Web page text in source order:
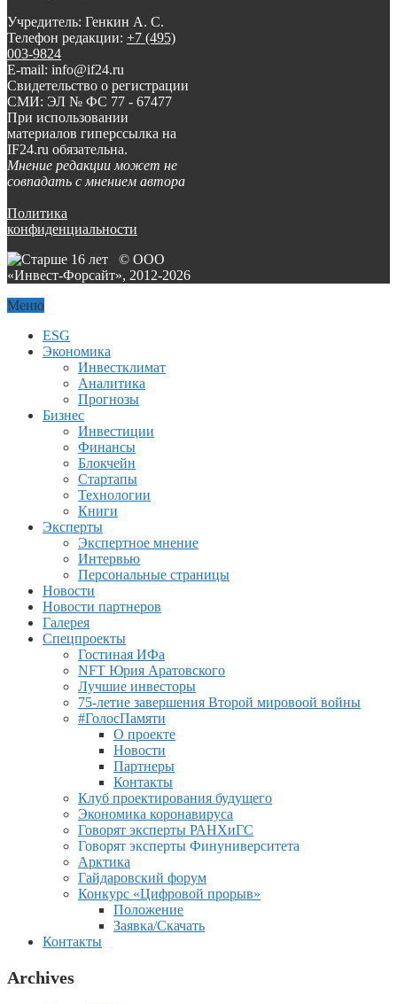
Учредитель: Генкин А. С.
Телефон редакции: +7 (495)
003-9824
E-mail: info@if24.ru
Свидетельство о регистрации
СМИ: ЭЛ № ФС 77 - 67477
При использовании
материалов гиперссылка на
IF24.ru обязательна.
Мнение редакции может не
совпадать с мнением автора
Политика
конфиденциальности
© ООО
«Инвест-Форсайт», 2012-2026
Меню
ESG
Экономика
Инвестклимат
Аналитика
Прогнозы
Бизнес
Инвестиции
Финансы
Блокчейн
Стартапы
Технологии
Книги
Эксперты
Экспертное мнение
Интервью
Персональные страницы
Новости
Новости партнеров
Галерея
Спецпроекты
Гостиная ИФа
NFT Юрия Аратовского
Лучшие инвесторы
75-летие завершения Второй мировоой войны
#ГолосПамяти
О проекте
Новости
Партнеры
Контакты
Клуб проектирования будущего
Экономика коронавируса
Говорят эксперты РАНХиГС
Говорят эксперты Финуниверситета
Арктика
Гайдаровский форум
Конкурс «Цифровой прорыв»
Положение
Заявка/Скачать
Контакты
Archives